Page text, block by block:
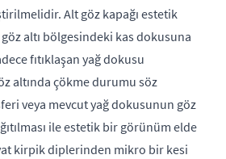
Alt göz kapağı estetik
altı bölgesindeki kas dokusuna
fıtıklaşan yağ dokusu
altında çökme durumu söz
veya mevcut yağ dokusunun göz
ile estetik bir görünüm elde
kirpik diplerinden mikro bir kesi